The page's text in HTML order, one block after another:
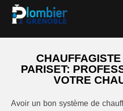
PARISET:
VOTRE
Avoir un bon système de